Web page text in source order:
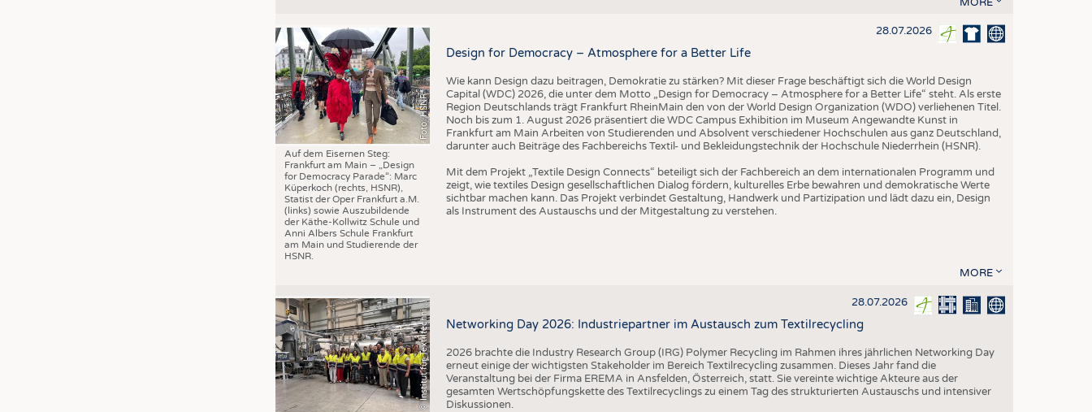
STELLENMARKT
KRÜGER PERSONAL HEADHUNTING
PRAKTIKA & AUSBILDUNGEN
AUSSCHREIBUNGEN
DTV AUSSCHREIBUNGSDIENST
DAUNENCHECK
ADRESSEN & LINKS
PUBLIKATIONEN
TERMINE
BRANCHENTERMINE
Foto: HSNR
Auf dem Eisernen Steg:
Frankfurt am Main – „Design
for Democracy Parade“: Marc
Küperkoch (rechts, HSNR),
Statist der Oper Frankfurt a.M.
(links) sowie Auszubildende
der Käthe-Kollwitz Schule und
Anni Albers Schule Frankfurt
am Main und Studierende der
HSNR.
28.07.2026
Design for Democracy – Atmosphere for a Better Life
Wie kann Design dazu beitragen, Demokratie zu stärken? Mit dieser Frage beschäftigt sich die World Design
Capital (WDC) 2026, die unter dem Motto „Design for Democracy – Atmosphere for a Better Life“ steht. Als erste
Region Deutschlands trägt Frankfurt RheinMain den von der World Design Organization (WDO) verliehenen Titel.
Noch bis zum 1. August 2026 präsentiert die WDC Campus Exhibition im Museum Angewandte Kunst in
Frankfurt am Main Arbeiten von Studierenden und Absolvent verschiedener Hochschulen aus ganz Deutschland,
darunter auch Beiträge des Fachbereichs Textil- und Bekleidungstechnik der Hochschule Niederrhein (HSNR).
Mit dem Projekt „Textile Design Connects“ beteiligt sich der Fachbereich an dem internationalen Programm und
zeigt, wie textiles Design gesellschaftlichen Dialog fördern, kulturelles Erbe bewahren und demokratische Werte
sichtbar machen kann. Das Projekt verbindet Gestaltung, Handwerk und Partizipation und lädt dazu ein, Design
als Instrument des Austauschs und der Mitgestaltung zu verstehen.
MORE
©
I
n
s
t
i
t
u
t
f
ü
r
T
e
x
t
i
l
t
e
c
h
n
i
k
(
I
T
A
)
d
e
r
R
W
T
H
A
a
c
h
e
n
U
n
i
v
e
r
s
i
t
y 28.07.2026
Networking Day 2026: Industriepartner im Austausch zum Textilrecycling
2026 brachte die Industry Research Group (IRG) Polymer Recycling im Rahmen ihres jährlichen Networking Day
erneut einige der wichtigsten Stakeholder im Bereich Textilrecycling zusammen. Dieses Jahr fand die
Veranstaltung bei der Firma EREMA in Ansfelden, Österreich, statt. Sie vereinte wichtige Akteure aus der
gesamten Wertschöpfungskette des Textilrecyclings zu einem Tag des strukturierten Austauschs und intensiver
Diskussionen.